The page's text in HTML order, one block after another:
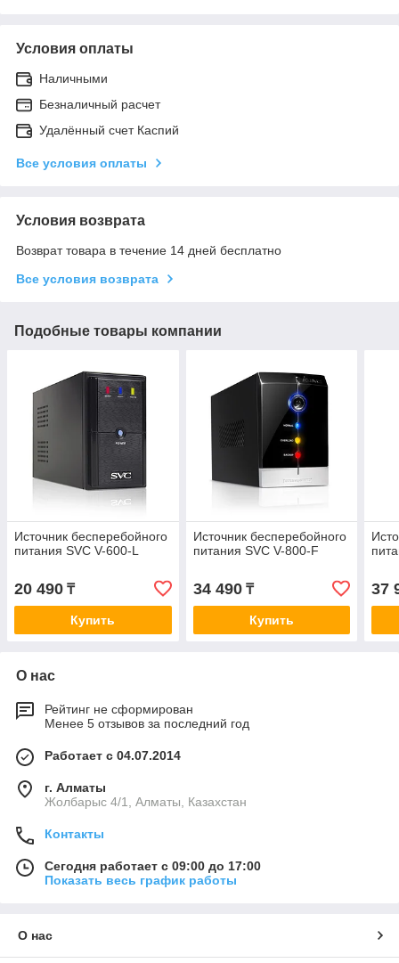
Условия оплаты
Наличными
Безналичный расчет
Удалённый счет Каспий
Все условия оплаты
Условия возврата
Возврат товара в течение 14 дней бесплатно
Все условия возврата
Подобные товары компании
Источник бесперебойного
питания SVC V-600-L
20 490 ₸
Купить
Источник бесперебойного
питания SVC V-800-F
34 490₸
Купить
37
О нас
Рейтинг не сформирован
Менее 5 отзывов за последний год
Работает с 04.07.2014
г. Алматы
Жолбарыс 4/1, Алматы, Казахстан
Контакты
Сегодня работает с 09:00 до 17:00
Показать весь график работы
О нас